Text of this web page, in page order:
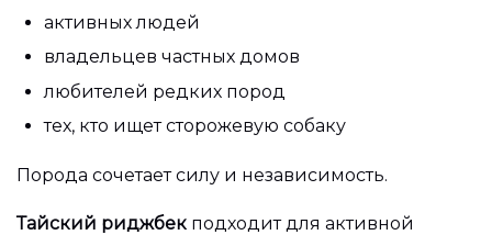
активных людей
владельцев частных домов
любителей редких пород
тех, кто ищет сторожевую собаку
Порода сочетает силу и независимость.
Тайский риджбек подходит для активной